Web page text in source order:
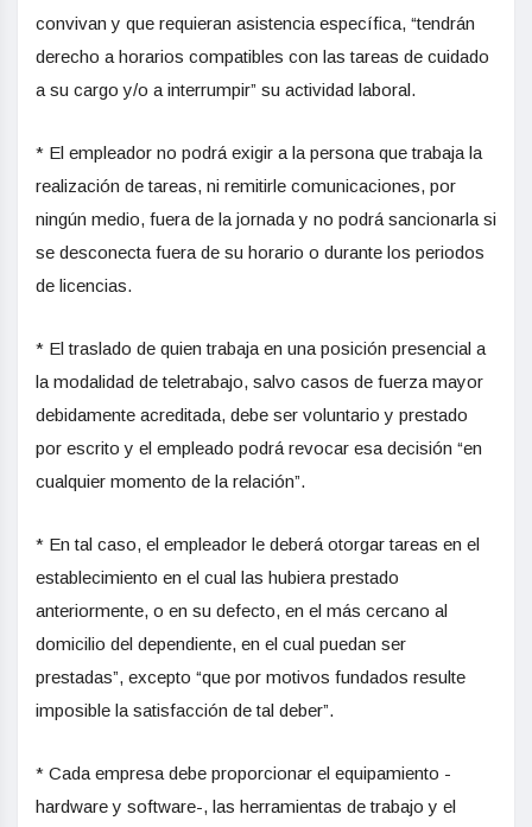
convivan y que requieran asistencia específica, “tendrán
derecho a horarios compatibles con las tareas de cuidado
a su cargo y/o a interrumpir” su actividad laboral.
* El empleador no podrá exigir a la persona que trabaja la
realización de tareas, ni remitirle comunicaciones, por
ningún medio, fuera de la jornada y no podrá sancionarla si
se desconecta fuera de su horario o durante los periodos
de licencias.
* El traslado de quien trabaja en una posición presencial a
la modalidad de teletrabajo, salvo casos de fuerza mayor
debidamente acreditada, debe ser voluntario y prestado
por escrito y el empleado podrá revocar esa decisión “en
cualquier momento de la relación”.
* En tal caso, el empleador le deberá otorgar tareas en el
establecimiento en el cual las hubiera prestado
anteriormente, o en su defecto, en el más cercano al
domicilio del dependiente, en el cual puedan ser
prestadas”, excepto “que por motivos fundados resulte
imposible la satisfacción de tal deber”.
* Cada empresa debe proporcionar el equipamiento -
hardware y software-, las herramientas de trabajo y el